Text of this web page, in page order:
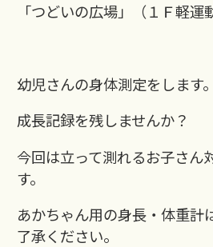
「つどいの広場」（１Ｆ軽運
幼児さんの身体測定をします。
成長記録を残しませんか？
今回は立って測れるお子さん
す。
あかちゃん用の身長・体重計
了承ください。